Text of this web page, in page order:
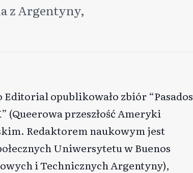
z Argentyny,
opublikowało zbiór “Pasados
(Queerowa przeszłość Ameryki
Redaktorem naukowym jest
Uniwersytetu w Buenos
i Technicznych Argentyny),